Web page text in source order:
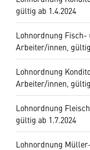
gültig ab 1.4.2024
Lohnordnung Fisch-
Arbeiter/innen,
Lohnordnung
Arbeiter/innen,
Lohnordnung
gültig ab 1.7.2024
Lohnordnung